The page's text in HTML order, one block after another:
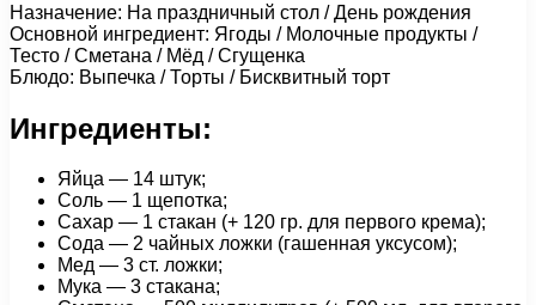
Назначение: На праздничный стол / День рождения
Основной ингредиент: Ягоды / Молочные продукты /
Тесто / Сметана / Мёд / Сгущенка
Блюдо: Выпечка / Торты / Бисквитный торт
Ингредиенты:
Яйца — 14 штук;
Соль — 1 щепотка;
Сахар — 1 стакан (+ 120 гр. для первого крема);
Сода — 2 чайных ложки (гашенная уксусом);
Мед — 3 ст. ложки;
Мука — 3 стакана;